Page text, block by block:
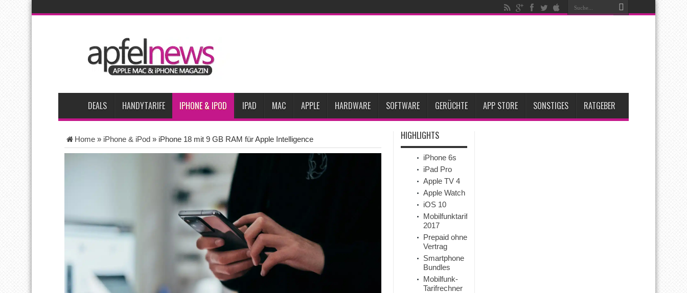
Apple testet zwei neue Display-Panels für iPhone-Modelle 2027
Apples Smartbrille könnte das nächste große Gesundheits-Gadget werden
Apples vermutete AirPods mit Kameras sollen bereits im September erscheinen
DEALS HANDYTARIFE IPHONE & IPOD IPAD MAC APPLE HARDWARE SOFTWARE GERÜCHTE APP STORE SONSTIGES RATGEBER
Home » iPhone & iPod » iPhone 18 mit 9 GB RAM für Apple Intelligence HIGHLIGHTS
iPhone 6s
iPad Pro
Apple TV 4
Apple Watch
iOS 10
Mobilfunktarife
2017
Prepaid ohne
Vertrag
Smartphone
Bundles
Mobilfunk-
Tarifrechner